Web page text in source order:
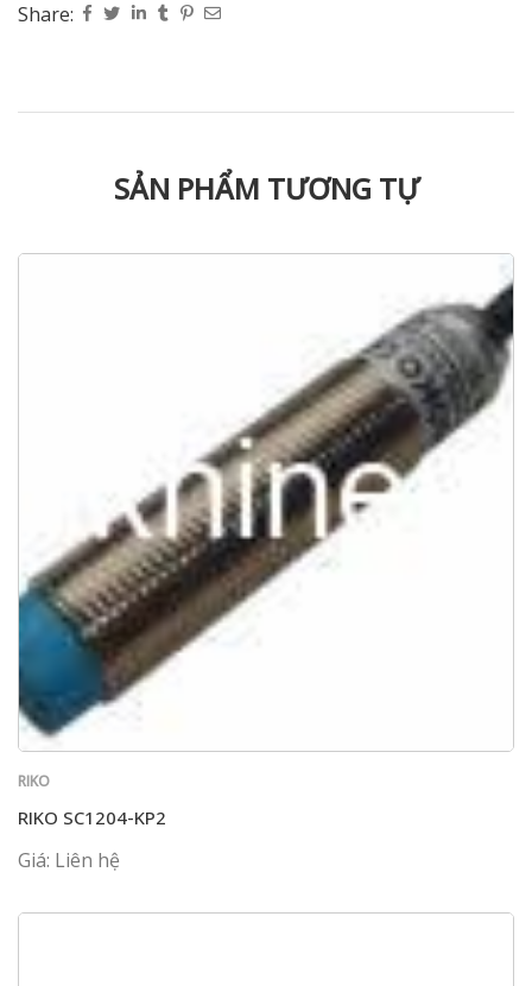
Share:
SẢN PHẨM TƯƠNG TỰ
RIKO
RIKO SC1204-KP2
Giá: Liên hệ